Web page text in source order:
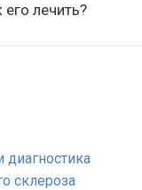
его лечить?
диагностика
склероза